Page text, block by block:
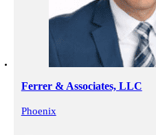
Ferrer & Associates, LLC
Phoenix